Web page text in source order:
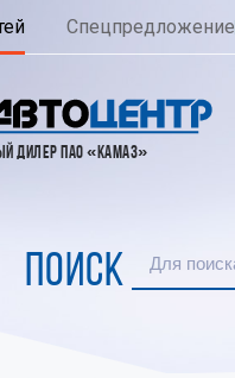
Спецпредложение
ДИЛЕР ПАО «КАМАЗ»
ПОИСК